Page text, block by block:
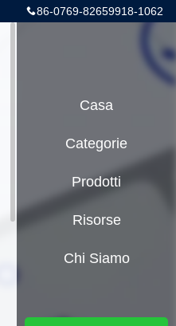
86-0769-82659918-1062
Casa
Categorie
Prodotti
Risorse
Chi Siamo